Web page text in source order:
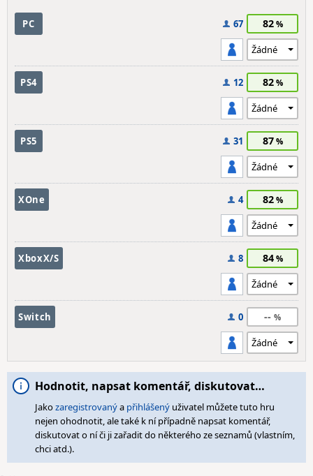
PC 67 82
PS4 12 82
PS5 31 87
XOne 4 82
XboxX/S 8 84
Switch 0 --
Hodnotit, napsat komentář, diskutovat…
Jakozaregistrovanýa přihlášený uživatel můžete tuto hru
nejen ohodnotit, ale také k ní případně napsat komentář,
diskutovat o ní či ji zařadit do některého ze seznamů (vlastním,
chci atd.).